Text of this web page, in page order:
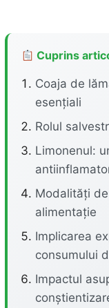
Cuprins
Coaja de
esențiali
Rolul
Limonenul:
Modalități
alimentație
Implicarea
consumului
Impactul